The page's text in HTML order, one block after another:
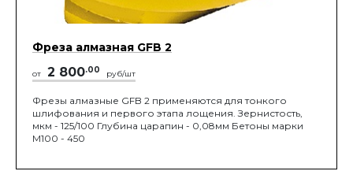
Фреза алмазная GFB 2
от 2 800.00 руб/шт
Фрезы алмазные GFB 2 применяются для тонкого
шлифования и первого этапа лощения. Зернистость,
мкм - 125/100 Глубина царапин - 0,08мм Бетоны марки
М100 - 450